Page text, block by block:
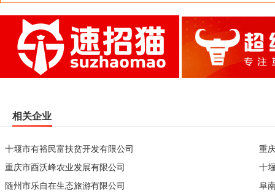
相关企业
十堰市有裕民富扶贫开发有限公司
重庆市酉沃峰农业发展有限公司
随州市乐自在生态旅游有限公司
重
十
阜